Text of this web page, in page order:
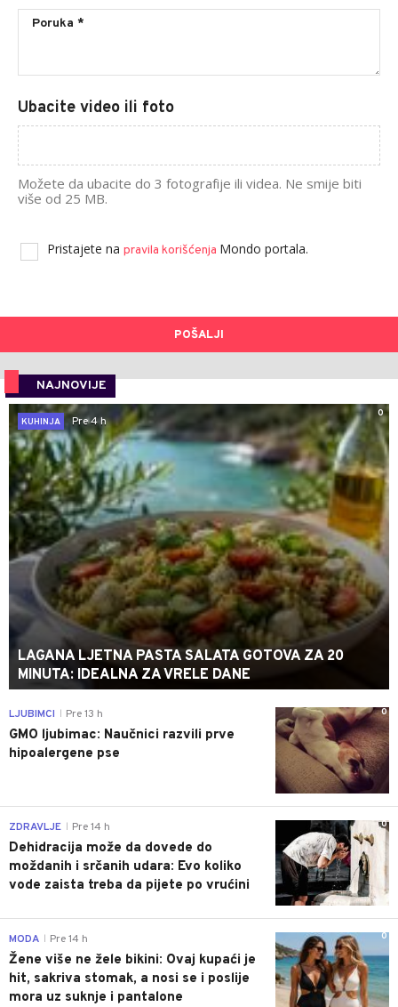
Ubacite video ili foto
Možete da ubacite do 3 fotografije ili videa. Ne smije biti
više od 25 MB.
Pristajete na pravila korišćenja Mondo portala.
POŠALJI
NAJNOVIJE
0
KUHINJA
Pre 4 h
LAGANA LJETNA PASTA SALATA GOTOVA ZA 20
MINUTA: IDEALNA ZA VRELE DANE
0
LJUBIMCI Pre 13 h
GMO ljubimac: Naučnici razvili prve
hipoalergene pse
0
ZDRAVLJE Pre 14 h
Dehidracija može da dovede do
moždanih i srčanih udara: Evo koliko
vode zaista treba da pijete po vrućini
0
MODA Pre 14 h
Žene više ne žele bikini: Ovaj kupaći je
hit, sakriva stomak, a nosi se i poslije
mora uz suknje i pantalone